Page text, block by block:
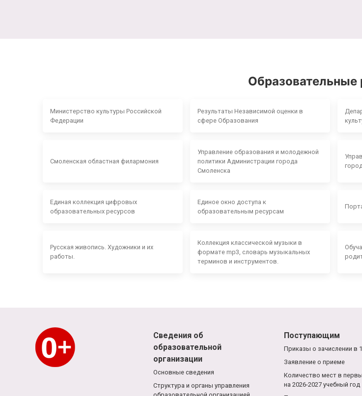
Образовательные
Министерство культуры Российской
Федерации
Результаты Независимой оценки в
сфере Образования
Смоленская областная филармония
Управление образования и молодежной
политики Администрации города
Смоленска
Единая коллекция цифровых
образовательных ресурсов
Единое окно доступа к
образовательным ресурсам
Русская живопись. Художники и их
работы.
Коллекция классической музыки в
формате mp3, словарь музыкальных
терминов и инструментов.
Сведения об
образовательной
организации
Основные сведения
Структура и органы управления
Поступающим
Приказы о зачислении в
Заявление о приеме
Количество мест в
на 2026-2027 учебный год